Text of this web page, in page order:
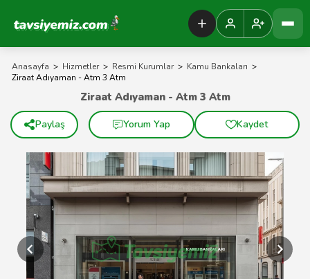
Tavsiyemiz Anasayfa
Anasayfa > Hizmetler > Resmi Kurumlar > Kamu Bankaları >
Ziraat Adıyaman - Atm 3 Atm
Ziraat Adıyaman - Atm 3 Atm
Paylaş Yorum Yap Kaydet